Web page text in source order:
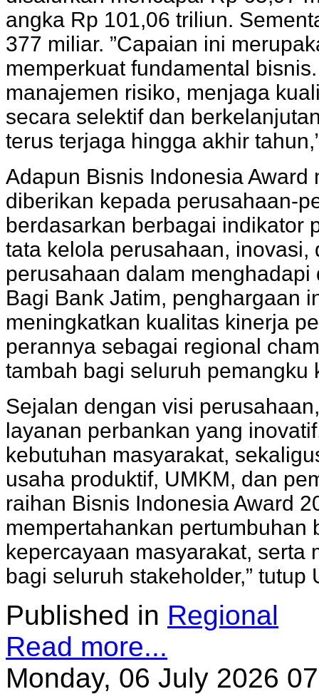
angka Rp 101,06 triliun.
377 miliar. ”Capaian ini
memperkuat fundamental
manajemen risiko, menjaga
secara selektif dan
terus terjaga hingga akhir
Adapun Bisnis Indonesia
diberikan kepada perusahaan-
berdasarkan berbagai indikator
tata kelola perusahaan,
perusahaan dalam
Bagi Bank Jatim, penghargaan
meningkatkan kualitas kinerja
perannya sebagai regional
tambah bagi seluruh
Sejalan dengan visi
layanan perbankan yang
kebutuhan masyarakat,
usaha produktif, UMKM, dan
raihan Bisnis Indonesia Award
mempertahankan pertumbuhan
kepercayaan masyarakat, serta
bagi seluruh stakeholder,” tutup
Published in Regional
Read more...
Monday, 06 July 2026